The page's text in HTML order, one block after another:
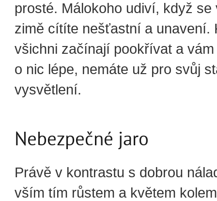
prosté. Málokoho udiví, když se
zimě cítíte nešťastní a unavení.
všichni začínají pookřívat a
o nic lépe, nemáte už pro svůj
vysvětlení.
Nebezpečné jaro
Právě v kontrastu s dobrou
vším tím růstem a květem